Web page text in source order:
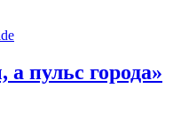
пульс города»